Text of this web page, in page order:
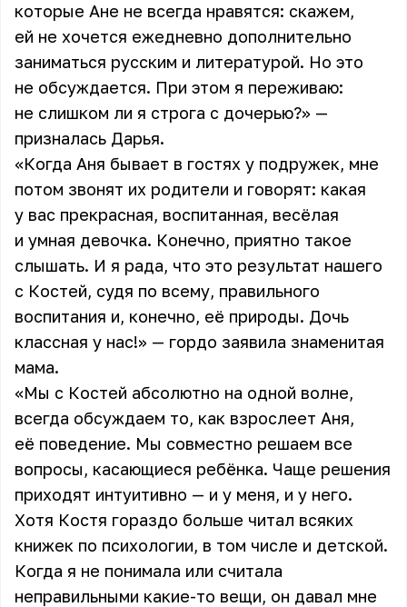
которые Ане не всегда нравятся: скажем,
ей не хочется ежедневно дополнительно
заниматься русским и литературой. Но это
не обсуждается. При этом я переживаю:
не слишком ли я строга с дочерью?» —
призналась Дарья.
«Когда Аня бывает в гостях у подружек, мне
потом звонят их родители и говорят: какая
у вас прекрасная, воспитанная, весёлая
и умная девочка. Конечно, приятно такое
слышать. И я рада, что это результат нашего
с Костей, судя по всему, правильного
воспитания и, конечно, её природы. Дочь
классная у нас!» — гордо заявила знаменитая
мама.
«Мы с Костей абсолютно на одной волне,
всегда обсуждаем то, как взрослеет Аня,
её поведение. Мы совместно решаем все
вопросы, касающиеся ребёнка. Чаще решения
приходят интуитивно — и у меня, и у него.
Хотя Костя гораздо больше читал всяких
книжек по психологии, в том числе и детской.
Когда я не понимала или считала
неправильными какие-то вещи, он давал мне